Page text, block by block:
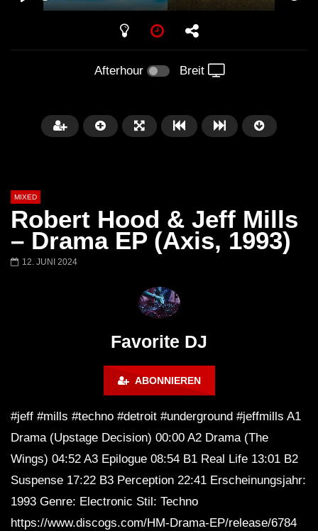
PLAY
Afterhour Breit
MIXED
Robert Hood & Jeff Mills
– Drama EP (Axis, 1993)
12. JUNI 2024
Favorite DJ
ABONNIEREN
#jeff #mills #techno #detroit #underground #jeffmills A1
Drama (Upstage Decision) 00:00 A2 Drama (The
Wings) 04:52 A3 Epilogue 08:54 B1 Real Life 13:01 B2
Suspense 17:22 B3 Perception 22:41 Erscheinungsjahr:
1993 Genre: Electronic Stil: Techno
https://www.discogs.com/HM-Drama-EP/release/6784